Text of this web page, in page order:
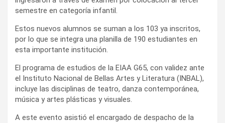
semestre en categoría infantil.
Estos nuevos alumnos se suman a los 103 ya inscritos,
por lo que se integra una planilla de 190 estudiantes en
esta importante institución.
El programa de estudios de la EIAA G65, con validez ante
el Instituto Nacional de Bellas Artes y Literatura (INBAL),
incluye las disciplinas de teatro, danza contemporánea,
música y artes plásticas y visuales.
A este evento asistió el encargado de despacho de la